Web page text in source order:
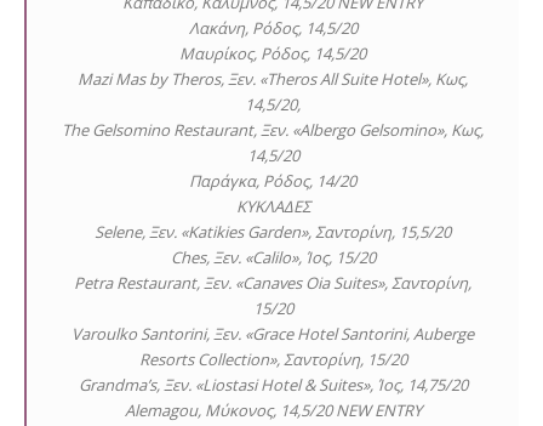
Λακάνη, Ρόδος, 14,5/20
Μαυρίκος, Ρόδος, 14,5/20
Mazi Mas by Theros, Ξεν. «Theros All Suite Hotel», Κως,
14,5/20,
The Gelsomino Restaurant, Ξεν. «Albergo Gelsomino», Κως,
14,5/20
Παράγκα, Ρόδος, 14/20
ΚΥΚΛΑΔΕΣ
Selene, Ξεν. «Katikies Garden», Σαντορίνη, 15,5/20
Ches, Ξεν. «Calilo», Ίος, 15/20
Petra Restaurant, Ξεν. «Canaves Oia Suites», Σαντορίνη,
15/20
Varoulko Santorini, Ξεν. «Grace Hotel Santorini, Auberge
Resorts Collection», Σαντορίνη, 15/20
Grandma’s, Ξεν. «Liostasi Hotel & Suites», Ίος, 14,75/20
Alemagou, Μύκονος, 14,5/20 NEW ENTRY